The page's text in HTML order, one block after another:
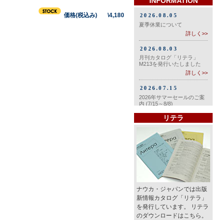
価格(税込み) \4,180
リテラ
ナウカ・ジャパンでは出版
新情報カタログ「リテラ」
を発行しています。 リテラ
のダウンロードはこちら。